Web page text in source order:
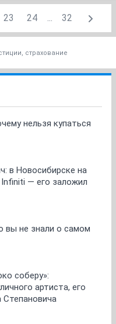
23 24 ... 32
страхование
нельзя купаться
в Новосибирске на
— его заложил
вы не знали о самом
соберу»:
артиста, его